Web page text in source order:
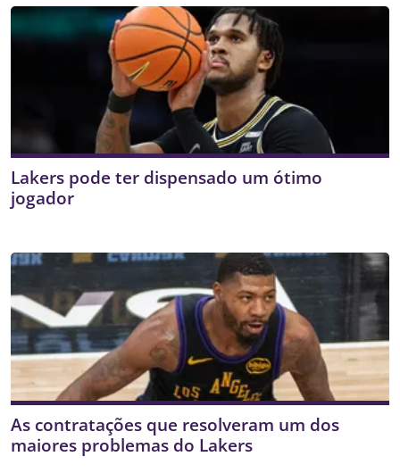
Lakers pode ter dispensado um ótimo
jogador
As contratações que resolveram um dos
maiores problemas do Lakers